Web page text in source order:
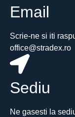
Email
Scrie-ne si iti
office@stradex.ro
Sediu
Ne gasesti la